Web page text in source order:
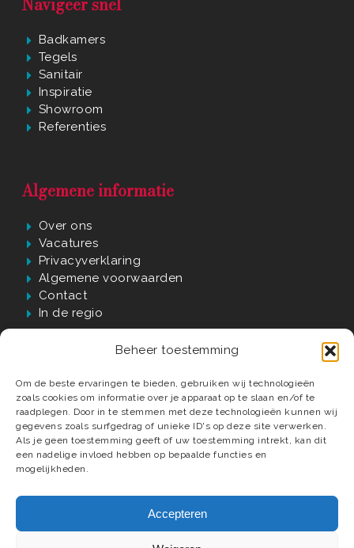
Beheer toestemming
Om de beste ervaringen te bieden, gebruiken wij technologieën
zoals cookies om informatie over je apparaat op te slaan en/of te
raadplegen. Door in te stemmen met deze technologieën kunnen wij
gegevens zoals surfgedrag of unieke ID's op deze site verwerken.
Als je geen toestemming geeft of uw toestemming intrekt, kan dit
een nadelige invloed hebben op bepaalde functies en
mogelijkheden.
Accepteren
Badkamers
Tegels
Sanitair
Inspiratie
Showroom
Referenties
Algemene informatie
Over ons
Vacatures
Privacyverklaring
Algemene voorwaarden
Contact
In de regio
Waarom Verwijst?
60 jaar passie, kwaliteit én vakmanschap
Luxe badkamer materialen en elementen
Compleet ontzorgd tot in detail
Deskundige installateurs